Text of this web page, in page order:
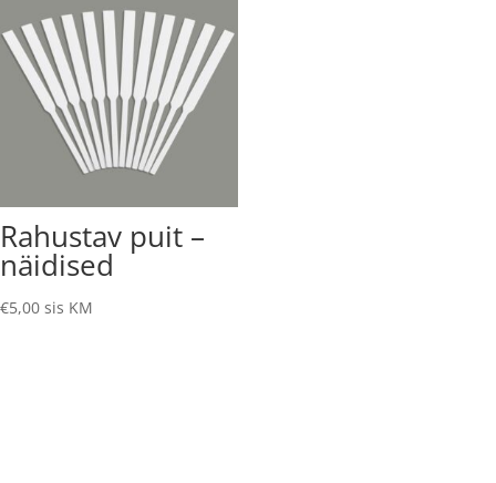
Rahustav puit –
näidised
€5,00 sis KM